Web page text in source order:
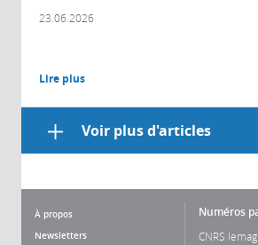
23.06.2026
Lire plus
Voir plus d'articles
À propos
Newsletters
Numéros
CNRS